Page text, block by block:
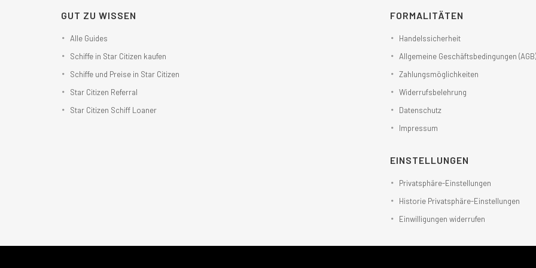
GUT ZU WISSEN
Alle Guides
Schiffe in Star Citizen kaufen
Schiffe und Preise in Star Citizen
Star Citizen Referral
Star Citizen Schiff Loaner
FORMALITÄTEN
Handelssicherheit
Allgemeine Geschäftsbedingungen (AGB)
Zahlungsmöglichkeiten
Widerrufsbelehrung
Datenschutz
Impressum
EINSTELLUNGEN
Privatsphäre-Einstellungen
Historie Privatsphäre-Einstellungen
Einwilligungen widerrufen